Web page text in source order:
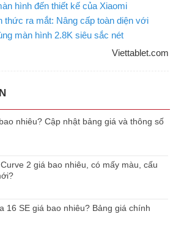
hình đến thiết kế của Xiaomi
thức ra mắt: Nâng cấp toàn diện với
màn hình 2.8K siêu sắc nét
Viettablet.com
nhiêu? Cập nhật bảng giá và thông số
2 giá bao nhiêu, có mấy màu, cấu
16 SE giá bao nhiêu? Bảng giá chính